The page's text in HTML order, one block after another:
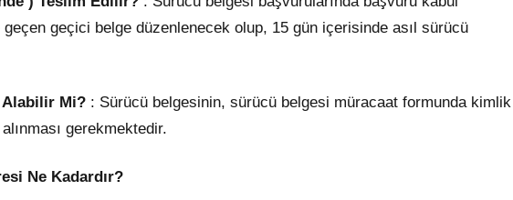
geçici belge düzenlenecek olup, 15 gün içerisinde asıl sürücü
Alabilir Mi? : Sürücü belgesinin, sürücü belgesi müracaat formunda kimlik
gerekmektedir.
Ne Kadardır?